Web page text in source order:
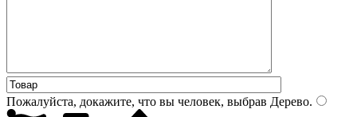
Пожалуйста, докажите, что вы человек, выбрав Дерево.